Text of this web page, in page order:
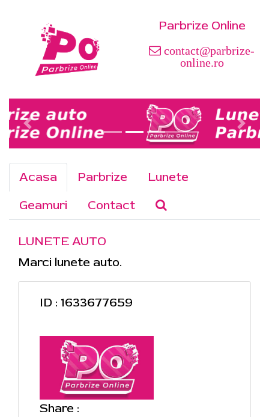
Parbrize Online
contact@parbrize-
online.ro
Acasa Parbrize
Lunete
Geamuri
Contact
LUNETE AUTO
Marci lunete auto.
ID : 1633677659
Share :